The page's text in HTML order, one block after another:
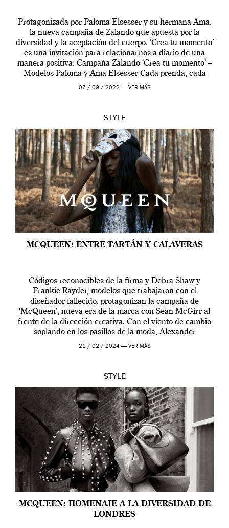
Protagonizada por Paloma Elsesser y su hermana Ama,
la nueva campaña de Zalando que apuesta por la
diversidad y la aceptación del cuerpo. ‘Crea tu momento’
es una invitación para relacionarnos a diario de una
manera positiva. Campaña Zalando ‘Crea tu momento’ –
Modelos Paloma y Ama Elsesser Cada prenda, cada
outfit, cada momento, caracteriza […]
07 / 09 / 2022 — VER MÁS
STYLE
MCQUEEN: ENTRE TARTÁN Y CALAVERAS
Códigos reconocibles de la firma y Debra Shaw y
Frankie Rayder, modelos que trabajaron con el
diseñador fallecido, protagonizan la campaña de
‘McQueen’, nueva era de la marca con Seán McGirr al
frente de la dirección creativa. Con el viento de cambio
soplando en los pasillos de la moda, Alexander
McQueen se prepara para una […]
21 / 02 / 2024 — VER MÁS
STYLE
MCQUEEN: HOMENAJE A LA DIVERSIDAD DE
LONDRES